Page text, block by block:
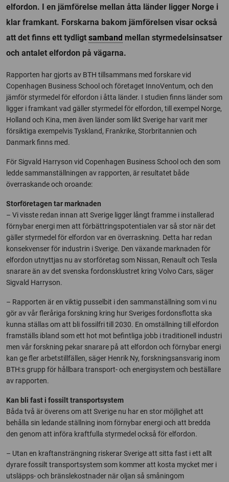
elfordon. I en jämförelse mellan åtta länder ligger Norge i
klar framkant. Forskarna bakom jämförelsen visar också
att det finns ett tydligt samband mellan styrmedelsinsatser
och antalet elfordon på vägarna.
Rapporten har gjorts av BTH tillsammans med forskare vid
Copenhagen Business School och företaget InnoVentum, och den
jämför styrmedel för elfordon i åtta länder. I studien finns länder som
ligger i framkant vad gäller styrmedel för elfordon, till exempel Norge,
Holland och Kina, men även länder som likt Sverige har varit mer
försiktiga exempelvis Tyskland, Frankrike, Storbritannien och
Danmark finns med.
För Sigvald Harryson vid Copenhagen Business School och den som
ledde sammanställningen av rapporten, är resultatet både
överraskande och oroande:
Storföretagen tar marknaden
– Vi visste redan innan att Sverige ligger långt framme i installerad
förnybar energi men att förbättringspotentialen var så stor när det
gäller styrmedel för elfordon var en överraskning. Detta har redan
konsekvenser för industrin i Sverige. Den växande marknaden för
elfordon utnyttjas nu av storföretag som Nissan, Renault och Tesla
snarare än av det svenska fordonsklustret kring Volvo Cars, säger
Sigvald Harryson.
– Rapporten är en viktig pusselbit i den sammanställning som vi nu
gör av vår fleråriga forskning kring hur Sveriges fordonsflotta ska
kunna ställas om att bli fossilfri till 2030. En omställning till elfordon
framställs ibland som ett hot mot befintliga jobb i traditionell industri
men vår forskning pekar snarare på att elfordon och förnybar energi
kan ge fler arbetstillfällen, säger Henrik Ny, forskningsansvarig inom
BTH:s grupp för hållbara transport- och energisystem och beställare
av rapporten.
Kan bli fast i fossilt transportsystem
Båda två är överens om att Sverige nu har en stor möjlighet att
behålla sin ledande ställning inom förnybar energi och att bredda
den genom att införa kraftfulla styrmedel också för elfordon.
– Utan en kraftansträngning riskerar Sverige att sitta fast i ett allt
dyrare fossilt transportsystem som kommer att kosta mycket mer i
utsläpps- och bränslekostnader när oljan så småningom